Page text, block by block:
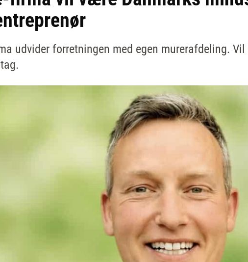
udvider forretningen med egen murerafdeling.